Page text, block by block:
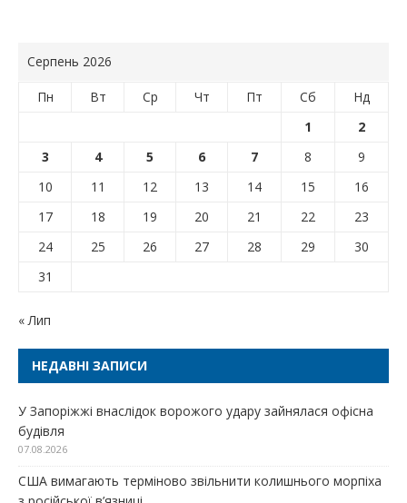
Серпень 2026
Пн Вт Ср Чт Пт Сб
Нд
1
2
3
4 5 6 7 8
9
10
11 12 13 14 15
16
17
18 19 20 21 22
23
24
25 26 27 28 29
30
31
« Лип
НЕДАВНІ ЗАПИСИ
У Запоріжжі внаслідок ворожого удару зайнялася офісна
будівля
07.08.2026
США вимагають терміново звільнити колишнього морпіха